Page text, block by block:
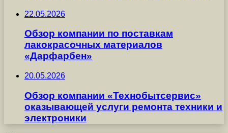
22.05.2026
Обзор компании по поставкам
лакокрасочных материалов
«Дарфарбен»
20.05.2026
Обзор компании «Технобытсервис»
оказывающей услуги ремонта техники и
электроники